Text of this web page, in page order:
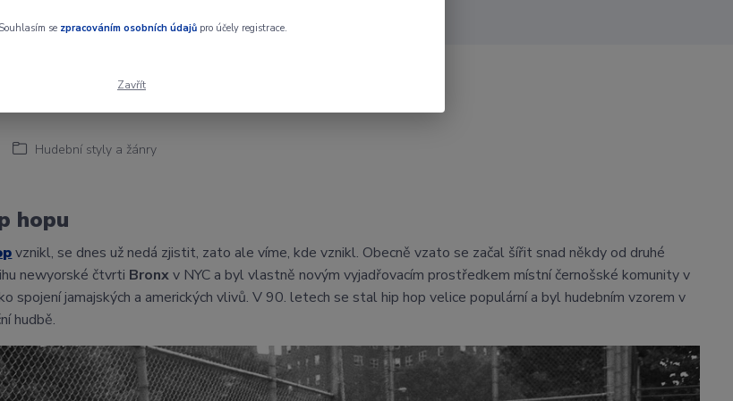
Hudební styly a žánry
styl
hopu
vznikl, se dnes už nedá zjistit, zato ale víme, kde vznikl. Obecně vzato se začal šířit snad někdy od druhé
newyorské čtvrti Bronxv NYC a byl vlastně novým vyjadřovacím prostředkem místní černošské komunity v
spojení jamajských a amerických vlivů. V 90. letech se stal hip hop velice populární a byl hudebním vzorem v
hudbě.
Souhlasím se zpracováním osobních údajůpro účely registrace.
Zavřít